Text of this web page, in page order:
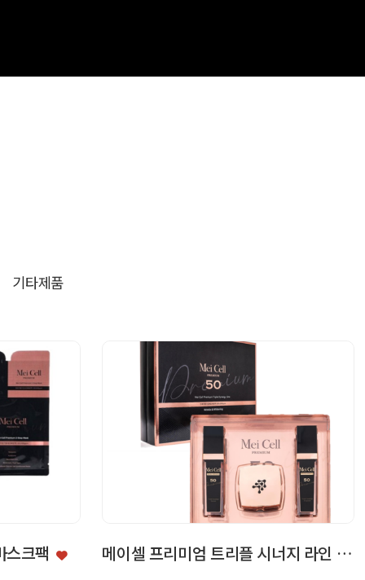
기타제품
스크팩 메이셀 프리미엄 트리플 시너지 라인 3종세트